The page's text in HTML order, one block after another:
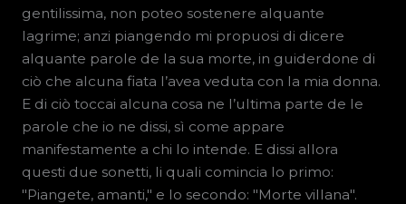
gentilissima, non poteo sostenere alquante
lagrime; anzi piangendo mi propuosi di dicere
alquante parole de la sua morte, in guiderdone di
ciò che alcuna fiata l’avea veduta con la mia donna.
E di ciò toccai alcuna cosa ne l’ultima parte de le
parole che io ne dissi, sì come appare
manifestamente a chi lo intende. E dissi allora
questi due sonetti, li quali comincia lo primo:
"Piangete, amanti," e lo secondo: "Morte villana".